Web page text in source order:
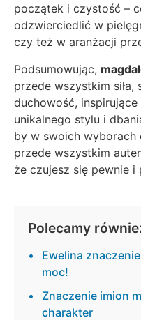
początek i czystość –
odzwierciedlić w
czy też w aranżacji
Podsumowując,
przede wszystkim siła,
duchowość, inspirujące
unikalnego stylu i
by w swoich wyborach
przede wszystkim
że czujesz się pewnie i
Polecamy
Ewelina
moc!
Znaczenie imion
charakter